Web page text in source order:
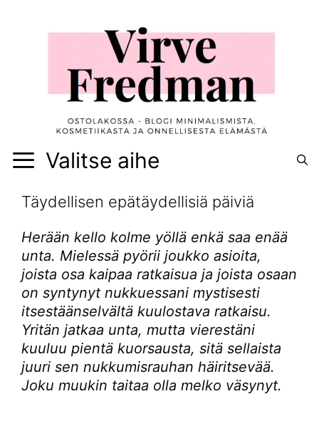
Valitse aihe
Täydellisen epätäydellisiä päiviä
Herään kello kolme yöllä enkä saa enää
unta. Mielessä pyörii joukko asioita,
joista osa kaipaa ratkaisua ja joista osaan
on syntynyt nukkuessani mystisesti
itsestäänselvältä kuulostava ratkaisu.
Yritän jatkaa unta, mutta vierestäni
kuuluu pientä kuorsausta, sitä sellaista
juuri sen nukkumisrauhan häiritsevää.
Joku muukin taitaa olla melko väsynyt.